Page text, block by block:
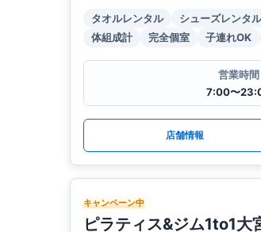
タオルレンタル シューズレンタル
体組成計
完全個室 子連れOK
営業時間
7:00〜
店舗情報
キャンペーン中
ピラティス&ジム1to1大